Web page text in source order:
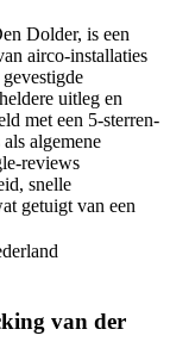
Dolder, is een
airco-installaties
uitleg en
met een 5‑sterren-
algemene
snelle
getuigt van een
van der